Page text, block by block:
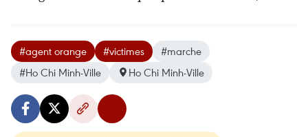
#agent orange #victimes
#marche
#Ho Chi Minh-Ville
Ho Chi Minh-Ville